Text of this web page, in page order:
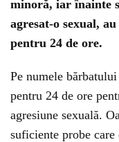
minoră, iar înainte
agresat-o sexual,
pentru 24 de ore.
Pe numele
pentru 24 de ore
agresiune sexuală.
suficiente probe care